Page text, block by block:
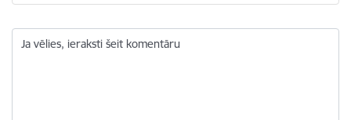
Ja vēlies, ieraksti šeit komentāru